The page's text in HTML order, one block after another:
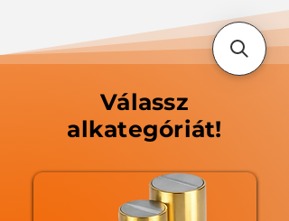
Válassz
alkategóriát!